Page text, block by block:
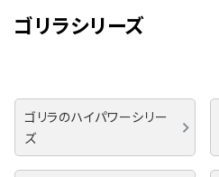
ゴリラシリーズ
ゴリラのハイパワーシリー
ズ